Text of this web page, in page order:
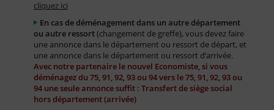
cliquez ici
En cas de déménagement dans un autre département
ou autre ressort(changement de greffe), vous devez faire
une annonce dans le département ou ressort de départ, et
une annonce dans le département ou ressort d’arrivée.
Avec notre partenaire le nouvel Economiste, si vous
déménagez du 75, 91, 92, 93 ou 94 vers le 75, 91, 92, 93 ou
94 une seule annonce suffit : Transfert de siège social
hors département (arrivée)